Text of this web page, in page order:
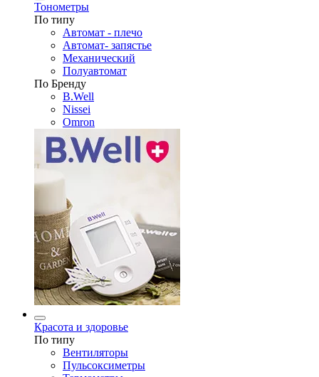
Тонометры
По типу
Автомат - плечо
Автомат- запястье
Механический
Полуавтомат
По Бренду
B.Well
Nissei
Omron
Красота и здоровье
По типу
Вентиляторы
Пульсоксиметры